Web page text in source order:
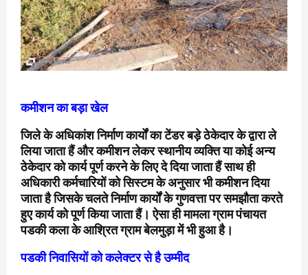
कमीशन का बड़ा खेल
जिले के अधिकांश निर्माण कार्यों का टेंडर बड़े ठेकेदार के द्वारा ले
लिया जाता हैं और कमीशन लेकर स्थानीय व्यक्ति या कोई अन्य
ठेकेदार को कार्य पूर्ण करने के लिए दे दिया जाता हैं साथ ही
अधिकारी कर्मचारियों को सिस्टम के अनुसार भी कमीशन दिया
जाता है जिसके चलते निर्माण कार्यों के गुणवत्ता पर समझौता करते
हुए कार्य को पूर्ण किया जाता हैं। ऐसा ही मामला ग्राम पंचायत
पडकी कला के आश्रित ग्राम बेलमुड़ा में भी हुआ है।
पडकी निवासियों को कलेक्टर से है उम्मीद